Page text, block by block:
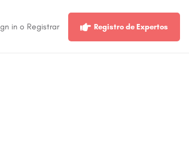
in o Registrar Registro de Expertos